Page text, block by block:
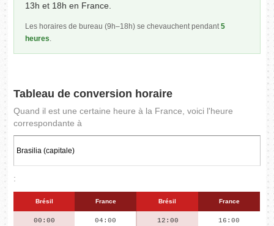
13h et 18h en France.
Les horaires de bureau (9h–18h) se chevauchent pendant5
heures.
Tableau de conversion horaire
Quand il est une certaine heure à la France, voici l'heure
correspondante à
:
Brésil France Brésil France
00:00 04:00 12:00 16:00